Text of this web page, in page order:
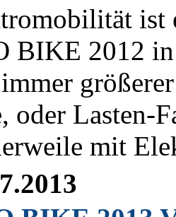
ist
BIKE 2012
oder Lasten-
mit